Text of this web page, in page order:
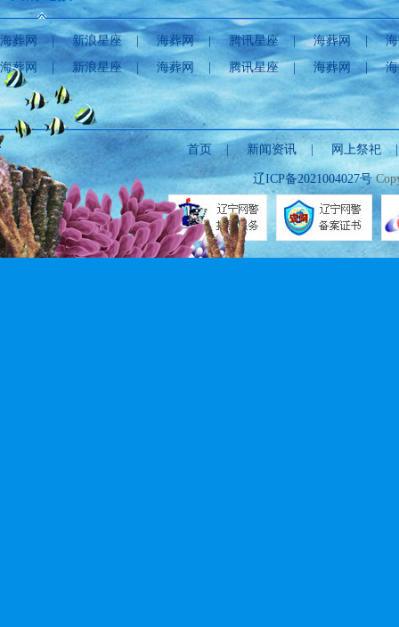
海葬网 |新浪星座|海葬网| 腾讯星座|海葬网|
海葬网
新浪星座| 海葬网 |腾讯星座| 海葬网 |
首页| 新闻资讯 网上祭祀
辽ICP备2021004027号